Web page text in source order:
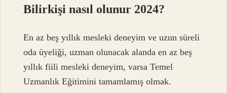
Bilirkişi nasıl olunur 2024?
En az beş yıllık mesleki deneyim ve uzun süreli
oda üyeliği, uzman olunacak alanda en az beş
yıllık fiili mesleki deneyim, varsa Temel
Uzmanlık Eğitimini tamamlamış olmak.